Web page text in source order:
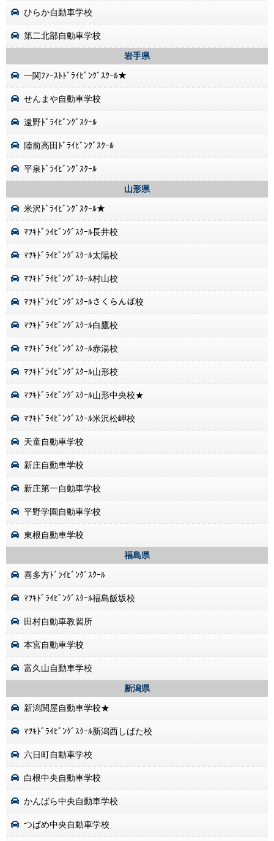
ひらか自動車学校
第二北部自動車学校
岩手県
一関ﾌｧｰｽﾄﾄﾞﾗｲﾋﾞﾝｸﾞｽｸｰﾙ★
せんまや自動車学校
遠野ﾄﾞﾗｲﾋﾞﾝｸﾞｽｸｰﾙ
陸前高田ﾄﾞﾗｲﾋﾞﾝｸﾞｽｸｰﾙ
平泉ﾄﾞﾗｲﾋﾞﾝｸﾞｽｸｰﾙ
山形県
米沢ﾄﾞﾗｲﾋﾞﾝｸﾞｽｸｰﾙ★
ﾏﾂｷﾄﾞﾗｲﾋﾞﾝｸﾞｽｸｰﾙ長井校
ﾏﾂｷﾄﾞﾗｲﾋﾞﾝｸﾞｽｸｰﾙ太陽校
ﾏﾂｷﾄﾞﾗｲﾋﾞﾝｸﾞｽｸｰﾙ村山校
ﾏﾂｷﾄﾞﾗｲﾋﾞﾝｸﾞｽｸｰﾙさくらんぼ校
ﾏﾂｷﾄﾞﾗｲﾋﾞﾝｸﾞｽｸｰﾙ白鷹校
ﾏﾂｷﾄﾞﾗｲﾋﾞﾝｸﾞｽｸｰﾙ赤湯校
ﾏﾂｷﾄﾞﾗｲﾋﾞﾝｸﾞｽｸｰﾙ山形校
ﾏﾂｷﾄﾞﾗｲﾋﾞﾝｸﾞｽｸｰﾙ山形中央校★
ﾏﾂｷﾄﾞﾗｲﾋﾞﾝｸﾞｽｸｰﾙ米沢松岬校
天童自動車学校
新庄自動車学校
新庄第一自動車学校
平野学園自動車学校
東根自動車学校
福島県
喜多方ﾄﾞﾗｲﾋﾞﾝｸﾞｽｸｰﾙ
ﾏﾂｷﾄﾞﾗｲﾋﾞﾝｸﾞｽｸｰﾙ福島飯坂校
田村自動車教習所
本宮自動車学校
富久山自動車学校
新潟県
新潟関屋自動車学校★
ﾏﾂｷﾄﾞﾗｲﾋﾞﾝｸﾞｽｸｰﾙ新潟西しばた校
六日町自動車学校
白根中央自動車学校
かんばら中央自動車学校
つばめ中央自動車学校